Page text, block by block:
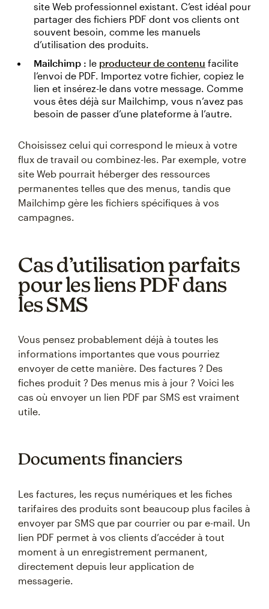
site Web professionnel existant. C’est idéal pour
partager des fichiers PDF dont vos clients ont
souvent besoin, comme les manuels
d’utilisation des produits.
Mailchimp : le producteur de contenu facilite
l’envoi de PDF. Importez votre fichier, copiez le
lien et insérez-le dans votre message. Comme
vous êtes déjà sur Mailchimp, vous n’avez pas
besoin de passer d’une plateforme à l’autre.
Choisissez celui qui correspond le mieux à votre
flux de travail ou combinez-les. Par exemple, votre
site Web pourrait héberger des ressources
permanentes telles que des menus, tandis que
Mailchimp gère les fichiers spécifiques à vos
campagnes.
Cas d’utilisation parfaits
pour les liens PDF dans
les SMS
Vous pensez probablement déjà à toutes les
informations importantes que vous pourriez
envoyer de cette manière. Des factures ? Des
fiches produit ? Des menus mis à jour ? Voici les
cas où envoyer un lien PDF par SMS est vraiment
utile.
Documents financiers
Les factures, les reçus numériques et les fiches
tarifaires des produits sont beaucoup plus faciles à
envoyer par SMS que par courrier ou par e-mail. Un
lien PDF permet à vos clients d’accéder à tout
moment à un enregistrement permanent,
directement depuis leur application de
messagerie.